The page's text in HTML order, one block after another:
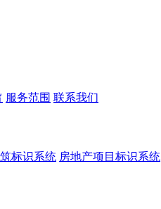
服务范围 联系我们
标识系统 房地产项目标识系统